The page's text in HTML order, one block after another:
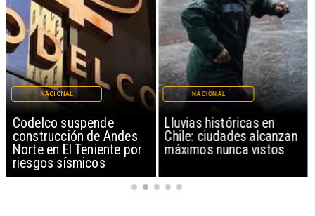
Codelco suspende
construcción de Andes
Norte en El Teniente por
riesgos sísmicos
NACIONAL
Lluvias históricas en
Chile: ciudades alcanzan
máximos nunca vistos
NACIONAL